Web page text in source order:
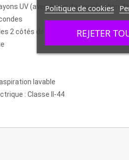
UV (avec écran de visualisation de
2 côtés des mains
lavable
: Classe II-44
Politique de cookies
REJETER